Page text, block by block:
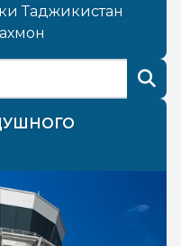
Таджикистан